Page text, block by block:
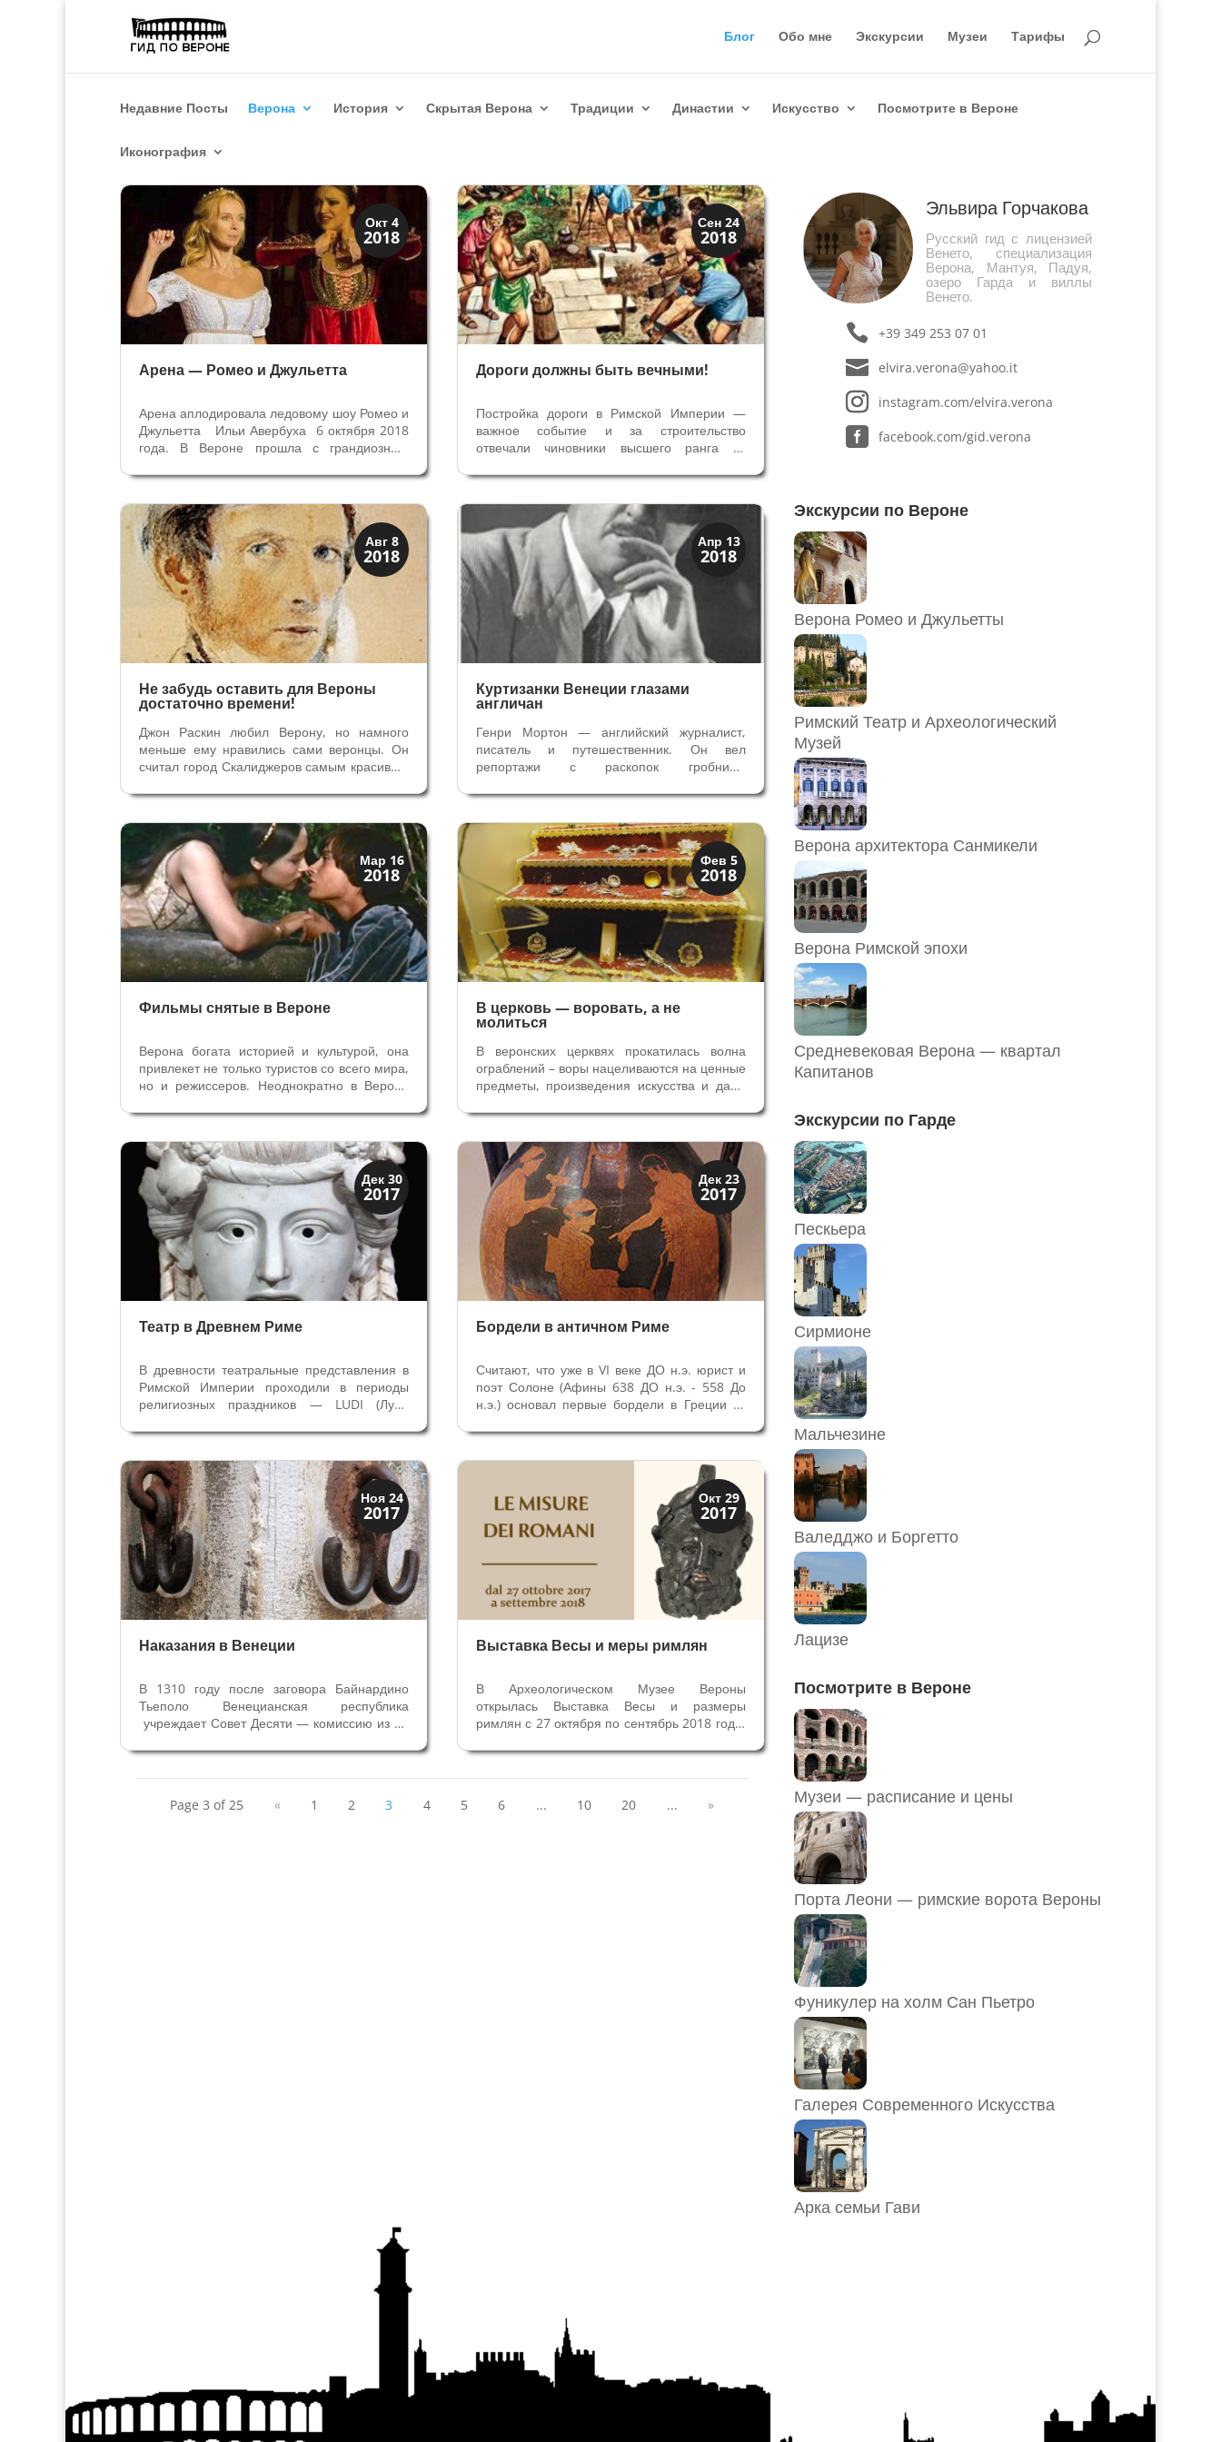
Блог Обо мне Экскурсии Музеи Тарифы
Недавние Посты Верона История Скрытая Верона Традиции Династии Искусство Посмотрите в Вероне
Иконография
Окт 4
2018
XIX век до наших дней
Верона
Арена — Ромео и Джульетта
Арена аплодировала ледовому шоу Ромео и
Джульетта Ильи Авербуха 6 октября 2018
года. В Вероне прошла с грандиозным
Великолепные декорации и костюмы,
спецэффекты, бессмертная история
трагической любви, музыка и самое главное
– наши...
Авг 8
2018
Венецианская
Верона
Не забудь оставить для Вероны
достаточно времени!
Джон Раскин любил Верону, но намного
меньше ему нравились сами веронцы. Он
считал город Скалиджеров самым красивым
архитектурных форм и цвета, гармоничным
сочетанием камня, истории и пейзажей.
Раскин думал, что веронцы не
заслуживают...
Мар 16
2018
XIX век до наших дней
Верона
Фильмы снятые в Вероне
Верона богата историей и культурой, она
привлекет не только туристов со всего мира,
но и режиссеров. Неоднократно в Вероне
и площади становились на несколько дней
становились съемочной площадкой. В
Вероне снимались следующие...
Дек 30
2017
Верона
Римская Верона
Театр в Древнем Риме
В древности театральные представления в
Римской Империи проходили в периоды
религиозных праздников — LUDI (Луди
Главный праздник LUDI ROMANE
богу Юпитеру — Giove Massimo. Сначала
это были...
Ноя 24
2017
Венецианская
Верона
Наказания в Венеции
В 1310 году после заговора Байнардино
Тьеполо Венецианская республика
учреждает Совет Десяти — комиссию из 10
заговоре Тьеполо в статье Как любопытная
старушка спасла Венецию. Члены Совета
государства...
Сен 24
2018
Верона
Римская Верона
Дороги должны быть вечными!
Постройка дороги в Римской Империи —
важное событие и за строительство
отвечали чиновники высшего ранга —
консулы и даже императоры во времена
Империи. Развитие дорог соответствовало
расширению территорий Римской
Империи,...
Апр 13
2018
Венецианская
Верона
Куртизанки Венеции глазами
англичан
Генри Мортон — английский журналист,
писатель и путешественник. Он вел
репортажи с раскопок гробницы
Англии (1927), Путеводитель по Лондону
(1937), В поисках южной Африки (1948) и
многими другими. Вот, что он пишет о
куртизанках...
Фев 5
2018
XIX век до наших дней
Верона
В церковь — воровать, а не
молиться
В веронских церквях прокатилась волна
ограблений – воры нацеливаются на ценные
предметы, произведения искусства и даже
Соборе Вероны, несмотря на постоянный
контроль и многочисленных туристов,
похитили бронзовую скульптуру Иоана...
Дек 23
2017
Верона
Римская Верона
Бордели в античном Риме
Считают, что уже в VI веке ДО н.э. юрист и
поэт Солоне (Афины 638 ДО н.э. - 558 До
н.э.) основал первые бордели в Греции —
клиентов и платили налоги государству.
Окт 29
2017
Верона
Римская Верона
Выставка Весы и меры римлян
В Археологическом Музее Вероны
открылась Выставка Весы и размеры
римлян с 27 октября по сентябрь 2018 года.
некрополях, обычно находились в
запасниках Музея и не выставлялись для
познакомить с...
Page 3 of 25 « 1 2 3 4 5 6 ... 10 20 ... »
Эльвира Горчакова
Русский гид с лицензией
Венето, специализация
Верона, Мантуя, Падуя,
озеро Гарда и виллы
Венето.
+39 349 253 07 01
elvira.verona@yahoo.it
instagram.com/elvira.verona
facebook.com/gid.verona
Экскурсии по Вероне
Верона Ромео и Джульетты
Римский Театр и Археологический
Музей
Верона архитектора Санмикели
Верона Римской эпохи
Средневековая Верона — квартал
Капитанов
Экскурсии по Гарде
Пескьера
Сирмионе
Мальчезине
Валедджо и Боргетто
Лацизе
Посмотрите в Вероне
Музеи — расписание и цены
Порта Леони — римские ворота Вероны
Фуникулер на холм Сан Пьетро
Галерея Современного Искусства
Арка семьи Гави